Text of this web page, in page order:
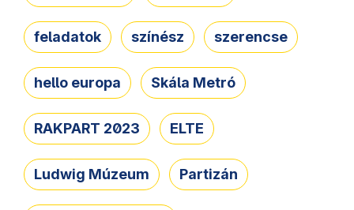
feladatok színész szerencse
hello europa Skála Metró
RAKPART 2023 ELTE
Ludwig Múzeum Partizán